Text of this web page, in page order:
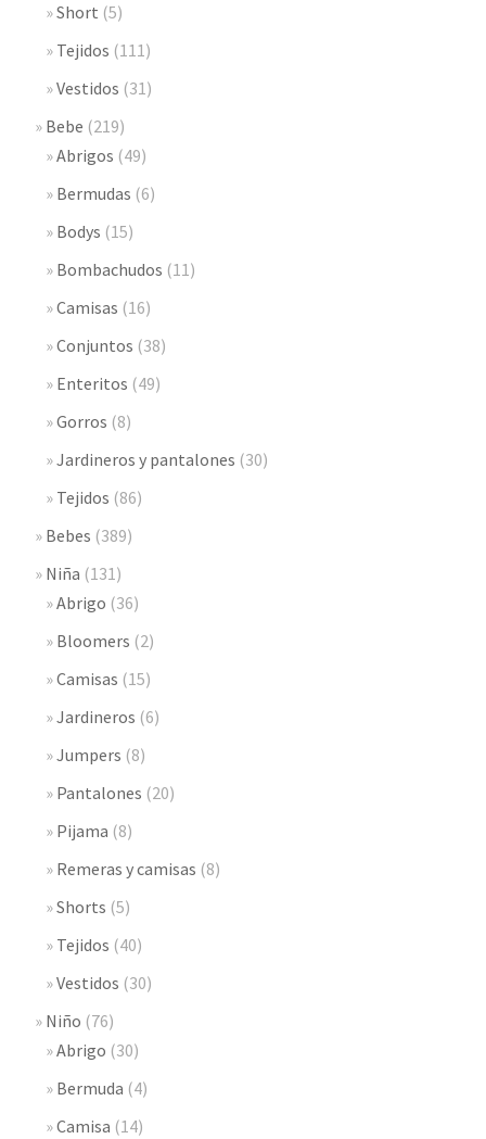
Short (5)
Tejidos (111)
Vestidos (31)
Bebe (219)
Abrigos (49)
Bermudas (6)
Bodys (15)
Bombachudos (11)
Camisas (16)
Conjuntos (38)
Enteritos (49)
Gorros (8)
Jardineros y pantalones (30)
Tejidos (86)
Bebes (389)
Niña (131)
Abrigo (36)
Bloomers (2)
Camisas (15)
Jardineros (6)
Jumpers (8)
Pantalones (20)
Pijama (8)
Remeras y camisas (8)
Shorts (5)
Tejidos (40)
Vestidos (30)
Niño (76)
Abrigo (30)
Bermuda (4)
Camisa (14)